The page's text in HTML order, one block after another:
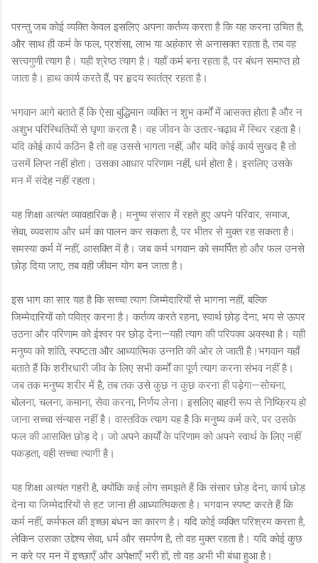
परन्तु जब कोई व्यक्ति केवल इसलिए अपना कर्तव्य करता है कि यह करना उचित है,
और साथ ही कर्म के फल, प्रशंसा, लाभ या अहंकार से अनासक्त रहता है, तब वह
सत्त्वगुणी त्याग है। यही श्रेष्ठ त्याग है। यहाँ कर्म बना रहता है, पर बंधन समाप्त हो
जाता है। हाथ कार्य करते हैं, पर हृदय स्वतंत्र रहता है।
भगवान आगे बताते हैं कि ऐसा बुद्धिमान व्यक्ति न शुभ कर्मों में आसक्त होता है और न
अशुभ परिस्थितियों से घृणा करता है। वह जीवन के उतार-चढ़ाव में स्थिर रहता है।
यदि कोई कार्य कठिन है तो वह उससे भागता नहीं, और यदि कोई कार्य सुखद है तो
उसमें लिप्त नहीं होता। उसका आधार परिणाम नहीं, धर्म होता है। इसलिए उसके
मन में संदेह नहीं रहता।
यह शिक्षा अत्यंत व्यावहारिक है। मनुष्य संसार में रहते हुए अपने परिवार, समाज,
सेवा, व्यवसाय और धर्म का पालन कर सकता है, पर भीतर से मुक्त रह सकता है।
समस्या कर्म में नहीं, आसक्ति में है। जब कर्म भगवान को समर्पित हो और फल उनसे
छोड़ दिया जाए, तब वही जीवन योग बन जाता है।
इस भाग का सार यह है कि सच्चा त्याग जिम्मेदारियों से भागना नहीं, बल्कि
जिम्मेदारियों को पवित्र करना है। कर्तव्य करते रहना, स्वार्थ छोड़ देना, भय से ऊपर
उठना और परिणाम को ईश्वर पर छोड़ देना—यही त्याग की परिपक्व अवस्था है। यही
मनुष्य को शांति, स्पष्टता और आध्यात्मिक उन्नति की ओर ले जाती है।भगवान यहाँ
बताते हैं कि शरीरधारी जीव के लिए सभी कर्मों का पूर्ण त्याग करना संभव नहीं है।
जब तक मनुष्य शरीर में है, तब तक उसे कुछ न कुछ करना ही पड़ेगा—सोचना,
बोलना, चलना, कमाना, सेवा करना, निर्णय लेना। इसलिए बाहरी रूप से निष्क्रिय हो
जाना सच्चा संन्यास नहीं है। वास्तविक त्याग यह है कि मनुष्य कर्म करे, पर उसके
फल की आसक्ति छोड़ दे। जो अपने कार्यों के परिणाम को अपने स्वार्थ के लिए नहीं
पकड़ता, वही सच्चा त्यागी है।
यह शिक्षा अत्यंत गहरी है, क्योंकि कई लोग समझते हैं कि संसार छोड़ देना, कार्य छोड़
देना या जिम्मेदारियों से हट जाना ही आध्यात्मिकता है। भगवान स्पष्ट करते हैं कि
कर्म नहीं, कर्मफल की इच्छा बंधन का कारण है। यदि कोई व्यक्ति परिश्रम करता है,
लेकिन उसका उद्देश्य सेवा, धर्म और समर्पण है, तो वह मुक्त रहता है। यदि कोई कुछ
न करे पर मन में इच्छाएँ और अपेक्षाएँ भरी हों, तो वह अभी भी बंधा हुआ है।